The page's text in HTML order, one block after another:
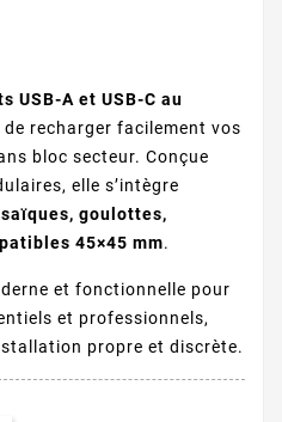
USB-A et USB-C au
de recharger facilement vos
bloc secteur. Conçue
elle s’intègre
goulottes,
45×45 mm.
et fonctionnelle pour
et professionnels,
propre et discrète.